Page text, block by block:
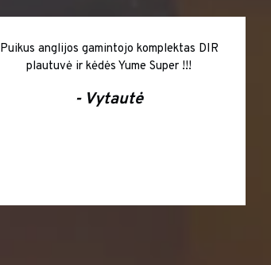
Puikus anglijos gamintojo komplektas DIR
plautuvė ir kėdės Yume Super !!!
- Vytautė